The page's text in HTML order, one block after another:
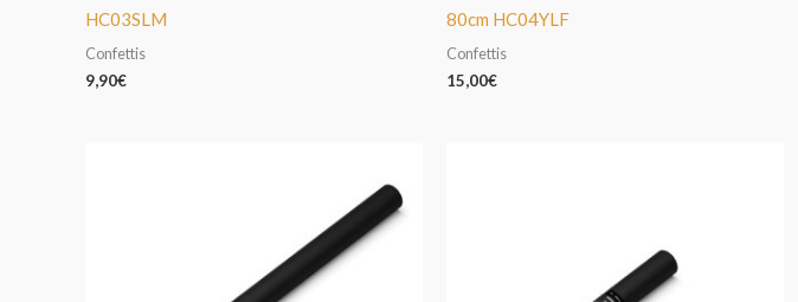
HC03SLM
Confettis
9,90€
80cm HC04YLF
Confettis
15,00€